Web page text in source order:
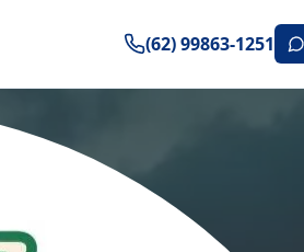
(62) 99863-1251